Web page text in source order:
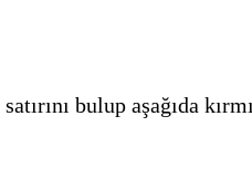
satırını bulup aşağıda